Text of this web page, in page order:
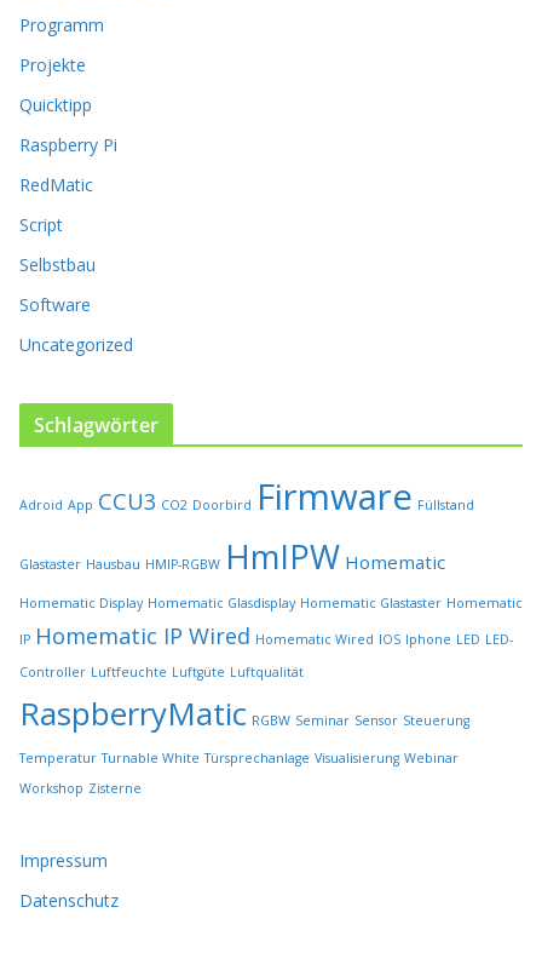
e
n
u
f
e
r
r
d
u
e
t
e
w
h
l
t
w
e
d
n
Programm
Projekte
Quicktipp
Raspberry Pi
RedMatic
Script
Selbstbau
Software
Uncategorized
Schlagwörter
Adroid App CCU3 CO2 Doorbird Firmware Füllstand
Glastaster Hausbau HMIP-RGBW HmIPW Homematic
Homematic Display Homematic Glasdisplay Homematic Glastaster Homematic
IP Homematic IP Wired Homematic Wired IOS Iphone LED LED-
Controller Luftfeuchte Luftgüte Luftqualität
RaspberryMatic RGBW Seminar Sensor Steuerung
Temperatur Turnable White Türsprechanlage Visualisierung Webinar
Workshop Zisterne
Impressum
Datenschutz